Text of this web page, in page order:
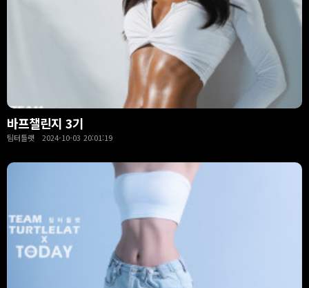
바프챌린지 3기
팀터틀랫 2024-10-03 20:01:19